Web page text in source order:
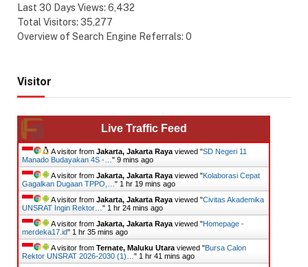
Last 30 Days Views: 6,432
Total Visitors: 35,277
Overview of Search Engine Referrals: 0
Visitor
Live Traffic Feed
A visitor from Jakarta, Jakarta Raya viewed "SD Negeri 11
Manado Budayakan 4S -… " 9 mins ago
A visitor from Jakarta, Jakarta Raya viewed "Kolaborasi Cepat
Gagalkan Dugaan TPPO,… " 1 hr 19 mins ago
A visitor from Jakarta, Jakarta Raya viewed "Civitas Akademika
UNSRAT Ingin Rektor… " 1 hr 24 mins ago
A visitor from Jakarta, Jakarta Raya viewed "Homepage -
merdeka17.id" 1 hr 35 mins ago
A visitor from Ternate, Maluku Utara viewed "Bursa Calon
Rektor UNSRAT 2026-2030 (1)… " 1 hr 41 mins ago